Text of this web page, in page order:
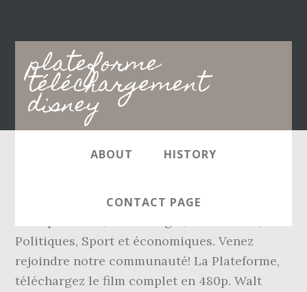
plateforme
téléchargement
disney
Main
navigation
ABOUT HISTORY
CONTACT PAGE
ligne Spécialisé en informations
Politiques, Sport et économiques. Venez
rejoindre notre communauté! La Plateforme,
téléchargez le film complet en 480p. Walt